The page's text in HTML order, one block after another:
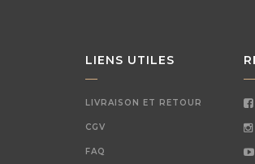
LIENS UTILES
LIVRAISON ET RETOUR
CGV
FAQ